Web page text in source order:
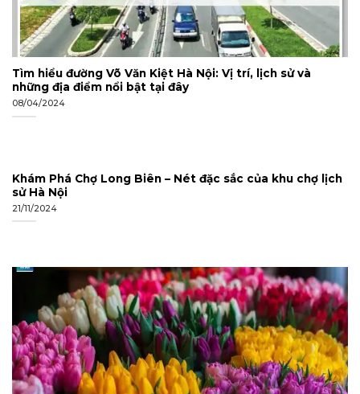
Tìm hiểu đường Võ Văn Kiệt Hà Nội: Vị trí, lịch sử và
những địa điểm nổi bật tại đây
08/04/2024
Khám Phá Chợ Long Biên – Nét đặc sắc của khu chợ lịch
sử Hà Nội
21/11/2024